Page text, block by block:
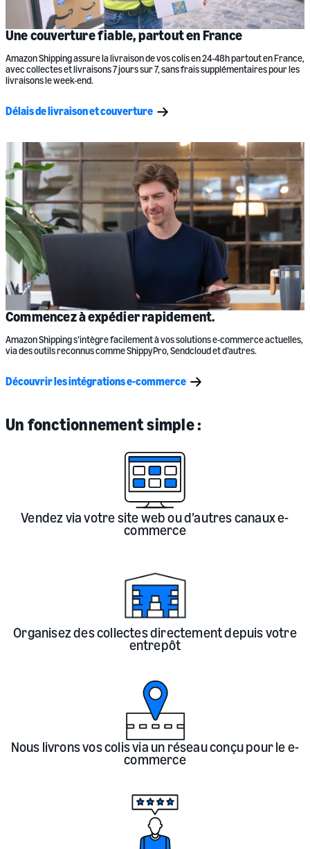
Une couverture fiable, partout en France
Amazon Shipping assure la livraison de vos colis en 24-48h partout en France,
avec collectes et livraisons 7 jours sur 7, sans frais supplémentaires pour les
livraisons le week-end.
Délais de livraison et couverture
Commencez à expédier rapidement.
Amazon Shipping s’intègre facilement à vos solutions e-commerce actuelles,
via des outils reconnus comme ShippyPro, Sendcloud et d’autres.
Découvrir les intégrations e-commerce
Un fonctionnement simple :
Vendez via votre site web ou d’autres canaux e-
commerce
Organisez des collectes directement depuis votre
entrepôt
Nous livrons vos colis via un réseau conçu pour le e-
commerce